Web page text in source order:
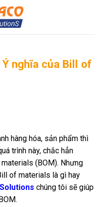
nghĩa của Bill of
hàng hóa, sản phẩm thì
trình này, chắc hẳn
(BOM). Nhưng
of materials là gì hay
chúng tôi sẽ giúp